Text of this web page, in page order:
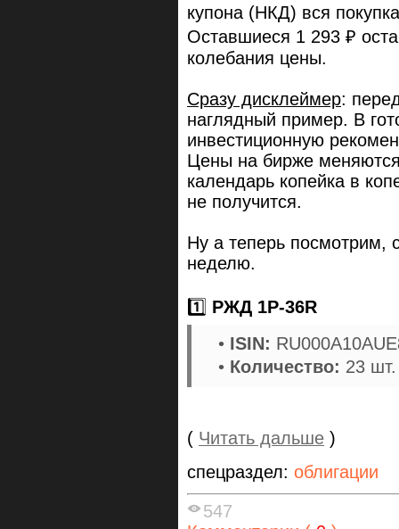
купона (НКД) вся
Оставшиеся 1 293 ₽
колебания цены.
Сразу дисклеймер:
наглядный пример. В
инвестиционную
Цены на бирже
календарь копейка в
не получится.
Ну а теперь посмотрим,
неделю.
1️⃣ РЖД 1Р-36R
• ISIN:
• Количество: 23
( Читать дальше )
спецраздел: облигации
547